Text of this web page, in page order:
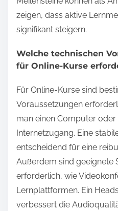
zeigen, dass aktive
signifikant steigern.
Welche technischen
für Online-Kurse
Für Online-Kurse sind
Voraussetzungen
man einen Computer oder
Internetzugang. Eine
entscheidend für eine
Außerdem sind geeignete
erforderlich, wie
Lernplattformen. Ein
verbessert die